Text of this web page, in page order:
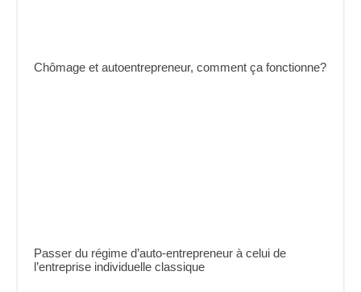
Chômage et autoentrepreneur, comment ça fonctionne?
Passer du régime d’auto-entrepreneur à celui de
l’entreprise individuelle classique